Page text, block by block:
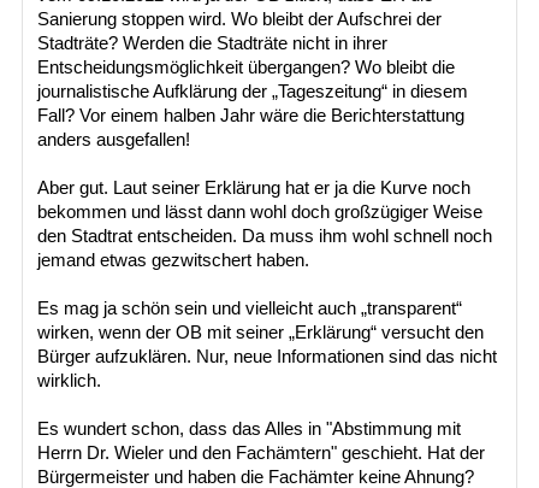
Sanierung stoppen wird. Wo bleibt der Aufschrei der
Stadträte? Werden die Stadträte nicht in ihrer
Entscheidungsmöglichkeit übergangen? Wo bleibt die
journalistische Aufklärung der „Tageszeitung“ in diesem
Fall? Vor einem halben Jahr wäre die Berichterstattung
anders ausgefallen!
Aber gut. Laut seiner Erklärung hat er ja die Kurve noch
bekommen und lässt dann wohl doch großzügiger Weise
den Stadtrat entscheiden. Da muss ihm wohl schnell noch
jemand etwas gezwitschert haben.
Es mag ja schön sein und vielleicht auch „transparent“
wirken, wenn der OB mit seiner „Erklärung“ versucht den
Bürger aufzuklären. Nur, neue Informationen sind das nicht
wirklich.
Es wundert schon, dass das Alles in "Abstimmung mit
Herrn Dr. Wieler und den Fachämtern" geschieht. Hat der
Bürgermeister und haben die Fachämter keine Ahnung?